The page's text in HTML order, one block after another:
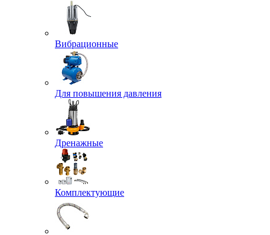
Вибрационные
Для повышения давления
Дренажные
Комплектующие